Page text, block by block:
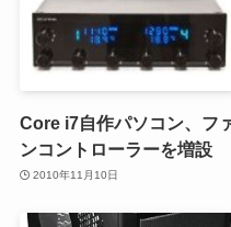
Core i7自作パソコン、フ
ンコントローラーを増設
2010年11月10日